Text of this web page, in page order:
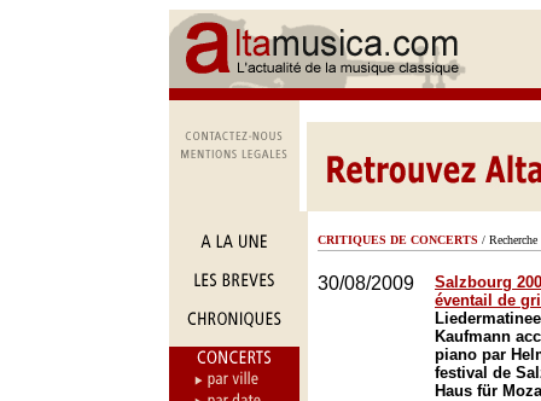
CRITIQUES DE CONCERTS / Recherche
30/08/2009
Salzbourg
éventail de
Kaufmann
piano par
festival de
Haus für